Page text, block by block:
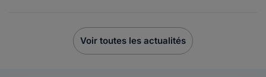
Voir toutes les actualités